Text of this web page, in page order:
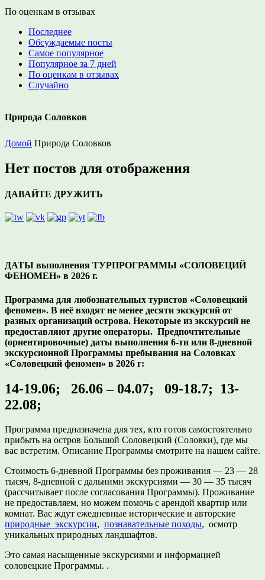
По оценкам в отзывах
Последнее
Обсуждаемые посты
Самое популярное
Популярное за 7 дней
По оценкам в отзывах
Случайно
Природа Соловков
Домой Природа Соловков
Нет постов для отображения
ДАВАЙТЕ ДРУЖИТЬ
ДАТЫ выполнения ТУРПРОГРАММЫ «СОЛОВЕЦИЙ
ФЕНОМЕН» в 2026 г.
Программа для любознательных туристов «Соловецкий
феномен». В неё входят не менее десяти экскурсий от
разных организаций острова. Некоторые из экскурсий не
предоставляют другие операторы. Предпочтительные
(ориентировочные) даты выполнения 6-ти или 8-дневной
экскурсионной Программы пребывания на Соловках
«Соловецкий феномен» в 2026 г:
14-19.06; 26.06 – 04.07; 09-18.7; 13-
22.08;
Программа предназначена для тех, кто готов самостоятельно
прибыть на остров Большой Соловецкий (Соловки), где мы
вас встретим. Описание Программы смотрите на нашем сайте.
Стоимость 6-дневной Программы без проживания — 23 — 28
тысяч, 8-дневной с дальними экскурсиями — 30 — 35 тысяч
(рассчитывает после согласования Программы). Проживание
не предоставляем, но можем помочь с арендой квартир или
комнат. Вас ждут ежедневные исторические и авторские
природные экскурсии, познавательные походы, осмотр
уникальных природных ландшафтов.
Это самая насыщенные экскурсиями и информацией
соловецкие Программы. .